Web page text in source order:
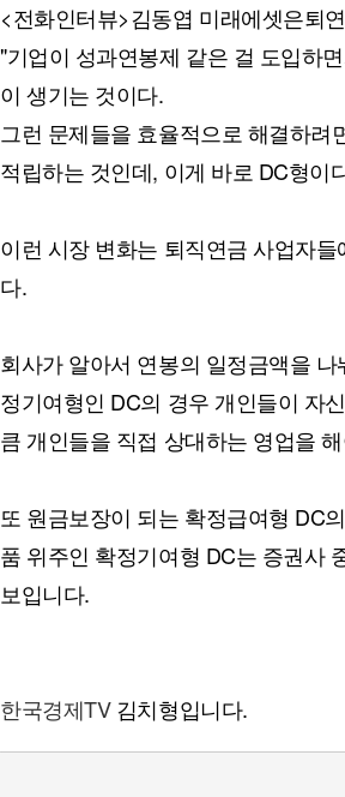
<전화인터뷰>김동엽 미래에셋은퇴
"기업이 성과연봉제 같은 걸 도입하
이 생기는 것이다.
그런 문제들을 효율적으로 해결하
적립하는 것인데, 이게 바로 DC형이
이런 시장 변화는 퇴직연금 사업자
다.
회사가 알아서 연봉의 일정금액을
정기여형인 DC의 경우 개인들이 자
큼 개인들을 직접 상대하는 영업을
또 원금보장이 되는 확정급여형 DC
품 위주인 확정기여형 DC는 증권사
보입니다.
한국경제TV김치형입니다.